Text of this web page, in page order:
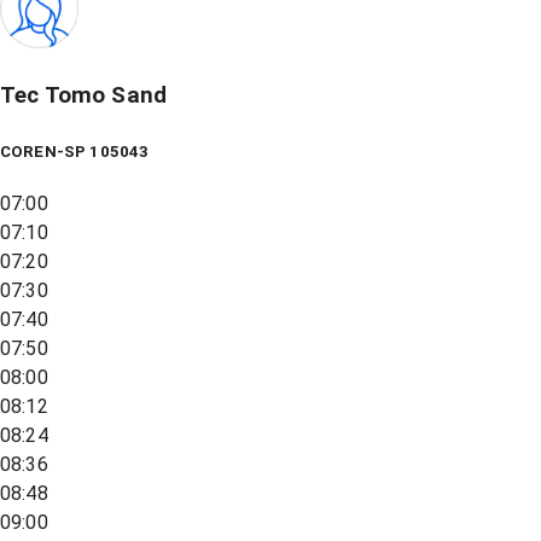
Tec Tomo Sand
COREN-SP 105043
07:00
07:10
07:20
07:30
07:40
07:50
08:00
08:12
08:24
08:36
08:48
09:00